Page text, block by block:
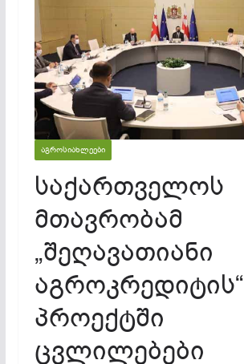
ᲐᲒᲠᲝᲡᲘᲐᲮᲚᲔᲔᲑᲘ
საქართველოს
მთავრობამ
„შეღავათიანი
აგროკრედიტის“
პროექტში
ცვლილებები